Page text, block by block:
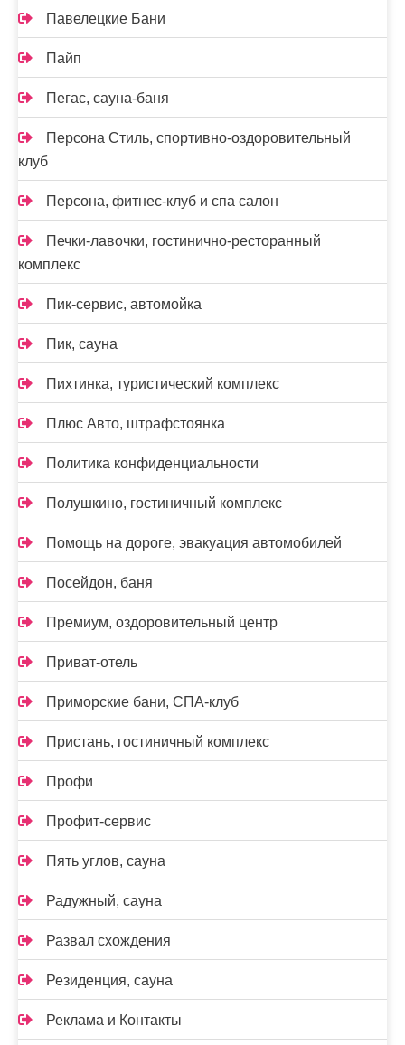
Павелецкие Бани
Пайп
Пегас, сауна-баня
Персона Стиль, спортивно-оздоровительный
клуб
Персона, фитнес-клуб и спа салон
Печки-лавочки, гостинично-ресторанный
комплекс
Пик-сервис, автомойка
Пик, сауна
Пихтинка, туристический комплекс
Плюс Авто, штрафстоянка
Политика конфиденциальности
Полушкино, гостиничный комплекс
Помощь на дороге, эвакуация автомобилей
Посейдон, баня
Премиум, оздоровительный центр
Приват-отель
Приморские бани, СПА-клуб
Пристань, гостиничный комплекс
Профи
Профит-сервис
Пять углов, сауна
Радужный, сауна
Развал схождения
Резиденция, сауна
Реклама и Контакты